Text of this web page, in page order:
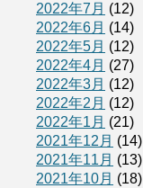
2022年7月 (12)
2022年6月 (14)
2022年5月 (12)
2022年4月 (27)
2022年3月 (12)
2022年2月 (12)
2022年1月 (21)
2021年12月 (14)
2021年11月 (13)
2021年10月 (18)